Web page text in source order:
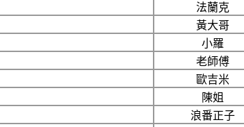
法蘭克
黃大哥
小羅
老師傅
歐吉米
陳姐
浪番正子